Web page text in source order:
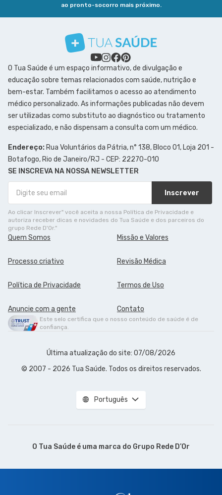
ao pronto-socorro mais próximo.
O Tua Saúde é um espaço informativo, de divulgação e
educação sobre temas relacionados com saúde, nutrição e
bem-estar. Também facilitamos o acesso ao atendimento
médico personalizado. As informações publicadas não devem
ser utilizadas como substituto ao diagnóstico ou tratamento
especializado, e não dispensam a consulta com um médico.
Endereço: Rua Voluntários da Pátria, n° 138, Bloco 01, Loja 201 -
Botafogo, Rio de Janeiro/RJ - CEP: 22270-010
SE INSCREVA NA NOSSA NEWSLETTER
Inscrever
Ao clicar Inscrever" você aceita a nossa Política de Privacidade e
autoriza receber dicas e novidades do Tua Saúde e dos parceiros do
grupo Rede D'Or."
Quem Somos Missão e Valores
Processo criativo Revisão Médica
Política de Privacidade Termos de Uso
Anuncie com a gente Contato
Este selo certifica que o nosso conteúdo de saúde é de
confiança.
Última atualização do site: 07/08/2026
© 2007 - 2026 Tua Saúde. Todos os direitos reservados.
Português
O Tua Saúde é uma marca do Grupo Rede D’Or